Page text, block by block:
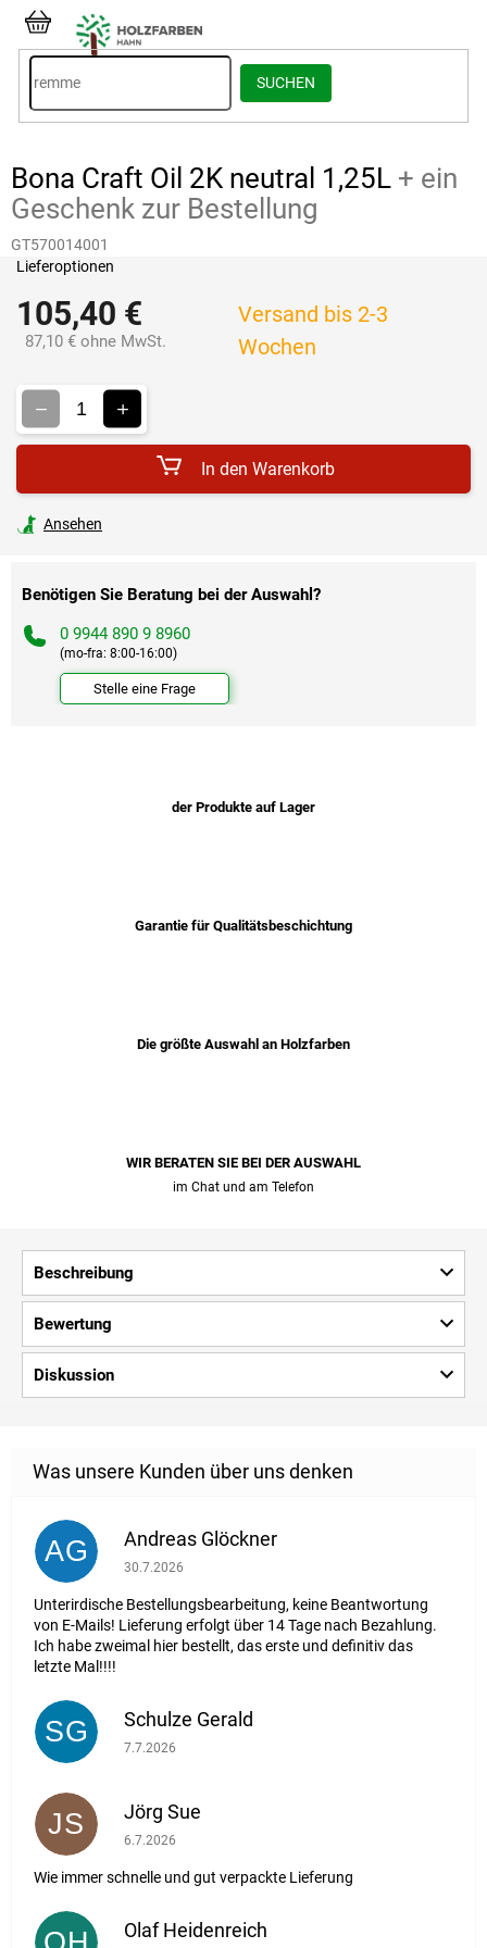
Inhalt
springen
SUCHEN
WARENKORB
Bona Craft Oil 2K neutral 1,25L + ein
Geschenk zur Bestellung
GT570014001
105,40 €
87,10 € ohne MwSt.
Versand bis 2-3
Wochen
Lieferoptionen
In den Warenkorb
Ansehen
Benötigen Sie Beratung bei der Auswahl?
0 9944 890 9 8960
(mo-fra: 8:00-16:00)
Stelle eine Frage
der Produkte auf Lager
Garantie für Qualitätsbeschichtung
Die größte Auswahl an Holzfarben
WIR BERATEN SIE BEI ​​DER AUSWAHL
im Chat und am Telefon
Beschreibung
Bewertung
Diskussion
AG Andreas Glöckner
Die Shop-Bewertung beträgt 1 von 5 Sternen.
30.7.2026
Unterirdische Bestellungsbearbeitung, keine Beantwortung
von E-Mails! Lieferung erfolgt über 14 Tage nach Bezahlung.
Ich habe zweimal hier bestellt, das erste und definitiv das
letzte Mal!!!!
SG Schulze Gerald
Die Shop-Bewertung beträgt 5 von 5 Sternen.
7.7.2026
JS Jörg Sue
Die Shop-Bewertung beträgt 5 von 5 Sternen.
6.7.2026
Wie immer schnelle und gut verpackte Lieferung
Olaf Heidenreich